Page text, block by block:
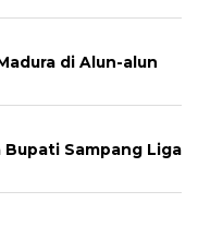
di Alun-alun
Bupati Sampang Liga